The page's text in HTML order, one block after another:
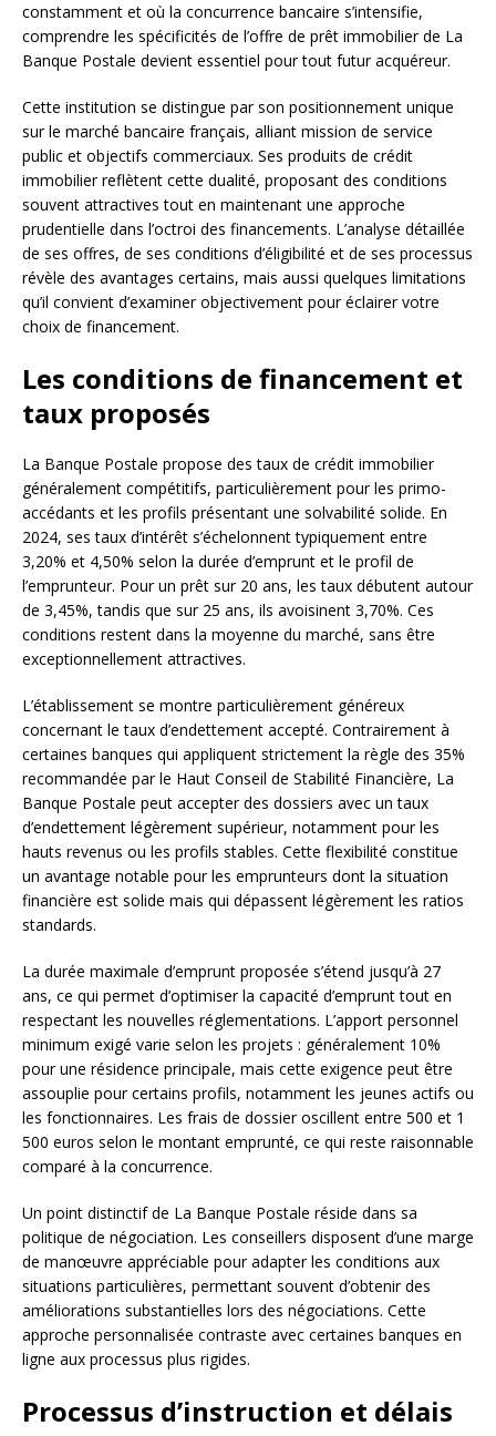
constamment et où la concurrence bancaire s’intensifie,
comprendre les spécificités de l’offre de prêt immobilier de La
Banque Postale devient essentiel pour tout futur acquéreur.
Cette institution se distingue par son positionnement unique
sur le marché bancaire français, alliant mission de service
public et objectifs commerciaux. Ses produits de crédit
immobilier reflètent cette dualité, proposant des conditions
souvent attractives tout en maintenant une approche
prudentielle dans l’octroi des financements. L’analyse détaillée
de ses offres, de ses conditions d’éligibilité et de ses processus
révèle des avantages certains, mais aussi quelques limitations
qu’il convient d’examiner objectivement pour éclairer votre
choix de financement.
Les conditions de financement et
taux proposés
La Banque Postale propose des taux de crédit immobilier
généralement compétitifs, particulièrement pour les primo-
accédants et les profils présentant une solvabilité solide. En
2024, ses taux d’intérêt s’échelonnent typiquement entre
3,20% et 4,50% selon la durée d’emprunt et le profil de
l’emprunteur. Pour un prêt sur 20 ans, les taux débutent autour
de 3,45%, tandis que sur 25 ans, ils avoisinent 3,70%. Ces
conditions restent dans la moyenne du marché, sans être
exceptionnellement attractives.
L’établissement se montre particulièrement généreux
concernant le taux d’endettement accepté. Contrairement à
certaines banques qui appliquent strictement la règle des 35%
recommandée par le Haut Conseil de Stabilité Financière, La
Banque Postale peut accepter des dossiers avec un taux
d’endettement légèrement supérieur, notamment pour les
hauts revenus ou les profils stables. Cette flexibilité constitue
un avantage notable pour les emprunteurs dont la situation
financière est solide mais qui dépassent légèrement les ratios
standards.
La durée maximale d’emprunt proposée s’étend jusqu’à 27
ans, ce qui permet d’optimiser la capacité d’emprunt tout en
respectant les nouvelles réglementations. L’apport personnel
minimum exigé varie selon les projets : généralement 10%
pour une résidence principale, mais cette exigence peut être
assouplie pour certains profils, notamment les jeunes actifs ou
les fonctionnaires. Les frais de dossier oscillent entre 500 et 1
500 euros selon le montant emprunté, ce qui reste raisonnable
comparé à la concurrence.
Un point distinctif de La Banque Postale réside dans sa
politique de négociation. Les conseillers disposent d’une marge
de manœuvre appréciable pour adapter les conditions aux
situations particulières, permettant souvent d’obtenir des
améliorations substantielles lors des négociations. Cette
approche personnalisée contraste avec certaines banques en
ligne aux processus plus rigides.
Processus d’instruction et délais